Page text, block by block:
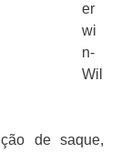
er
wi
n-
Wil
de saque,